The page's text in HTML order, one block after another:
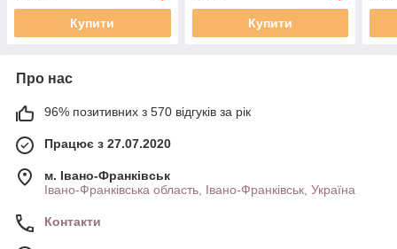
Купити Купити
Про нас
96% позитивних з 570 відгуків за рік
Працює з 27.07.2020
м. Івано-Франківськ
Івано-Франківська область, Івано-Франківськ, Україна
Контакти